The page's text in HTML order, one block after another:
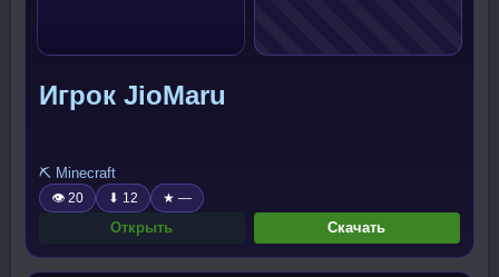
Игрок JioMaru
⛏️ Minecraft
👁 20 ⬇ 12 ★ —
Открыть Скачать